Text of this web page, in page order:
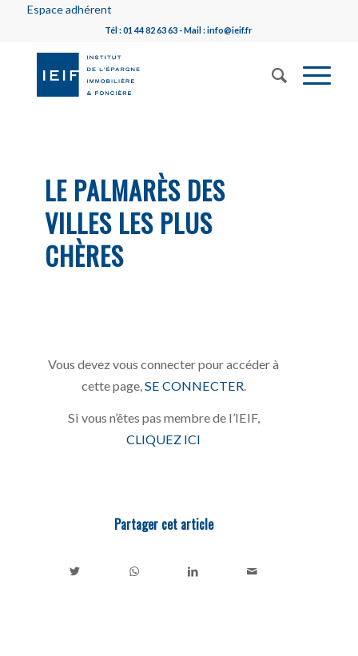
Espace adhérent
Tél : 01 44 82 63 63 - Mail : info@ieif.fr
LE PALMARÈS DES
VILLES LES PLUS
CHÈRES
Vous devez vous connecter pour accéder à
cette page, SE CONNECTER
Si vous n’êtes pas membre de l’IEIF,
CLIQUEZ ICI
Partager cet article